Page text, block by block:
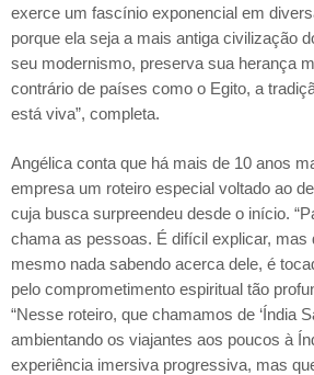
exerce um fascínio exponencial em
porque ela seja a mais antiga civilização
seu modernismo, preserva sua herança
contrário de países como o Egito, a
está viva”, completa.
Angélica conta que há mais de 10 anos
empresa um roteiro especial voltado ao
cuja busca surpreendeu desde o início.
chama as pessoas. É difícil explicar, mas
mesmo nada sabendo acerca dele, é
pelo comprometimento espiritual tão
“Nesse roteiro, que chamamos de ‘Índia
ambientando os viajantes aos poucos à
experiência imersiva progressiva, mas